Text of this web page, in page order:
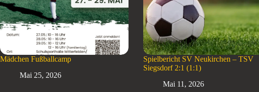
Mädchen Fußballcamp
Mai 25, 2026
Spielbericht SV Neukirchen – TSV
Siegsdorf 2:1 (1:1)
Mai 11, 2026